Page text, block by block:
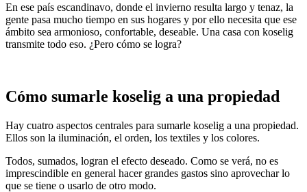
En ese país escandinavo, donde el invierno resulta largo y tenaz, la
gente pasa mucho tiempo en sus hogares y por ello necesita que ese
ámbito sea armonioso, confortable, deseable. Una casa con koselig
transmite todo eso. ¿Pero cómo se logra?
Cómo sumarle koselig a una propiedad
Hay cuatro aspectos centrales para sumarle koselig a una propiedad.
Ellos son la iluminación, el orden, los textiles y los colores.
Todos, sumados, logran el efecto deseado. Como se verá, no es
imprescindible en general hacer grandes gastos sino aprovechar lo
que se tiene o usarlo de otro modo.